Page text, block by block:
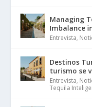
Managing
Imbalance
Entrevista,
Destinos
turismo se
Entrevista,
Tequila